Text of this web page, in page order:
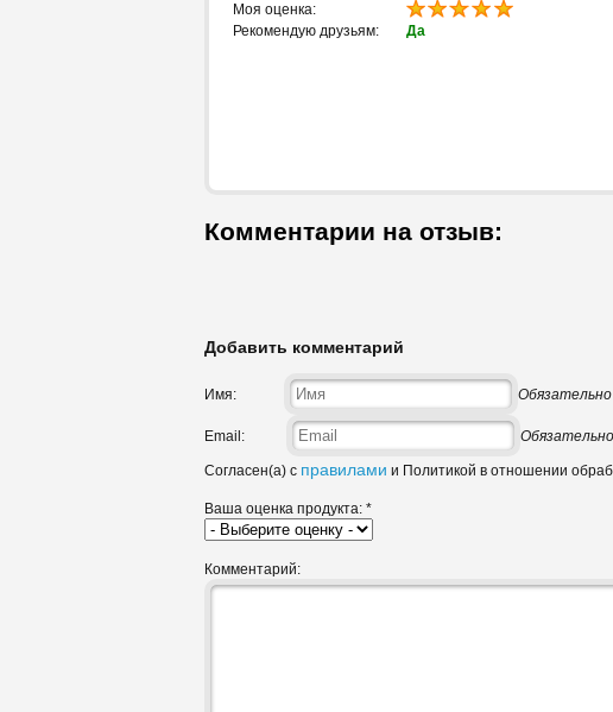
Моя оценка:
Рекомендую друзьям:
Да
Комментарии на отзыв:
Добавить комментарий
Имя: Обязательно
Email: Обязательно
Согласен(а) с правилами и Политикой в отношении
Ваша оценка продукта: *
Комментарий: